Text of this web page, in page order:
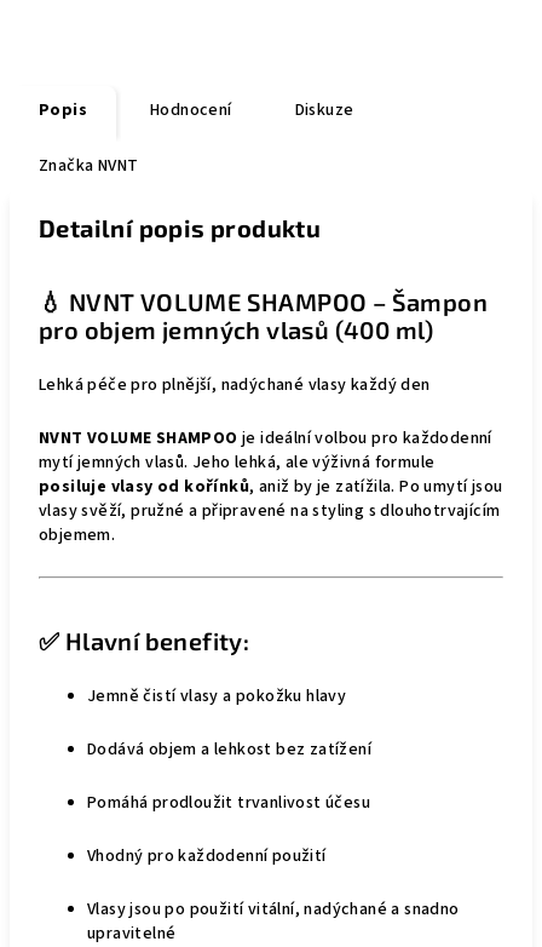
Popis Hodnocení Diskuze
Značka NVNT
Detailní popis produktu
💧 NVNT VOLUME SHAMPOO – Šampon
pro objem jemných vlasů (400 ml)
Lehká péče pro plnější, nadýchané vlasy každý den
NVNT VOLUME SHAMPOO je ideální volbou pro každodenní
mytí jemných vlasů. Jeho lehká, ale výživná formule
posiluje vlasy od kořínků, aniž by je zatížila. Po umytí jsou
vlasy svěží, pružné a připravené na styling s dlouhotrvajícím
objemem.
✅ Hlavní benefity:
Jemně čistí vlasy a pokožku hlavy
Dodává objem a lehkost bez zatížení
Pomáhá prodloužit trvanlivost účesu
Vhodný pro každodenní použití
Vlasy jsou po použití vitální, nadýchané a snadno
upravitelné